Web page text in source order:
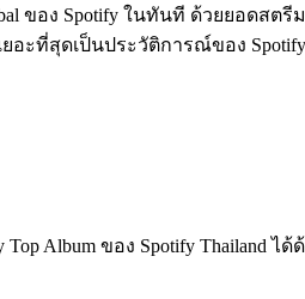
ของ Spotify ในทันที ด้วยยอดส
อะที่สุดเป็นประวัติการณ์ของ
Top Album ของ Spotify Thailand